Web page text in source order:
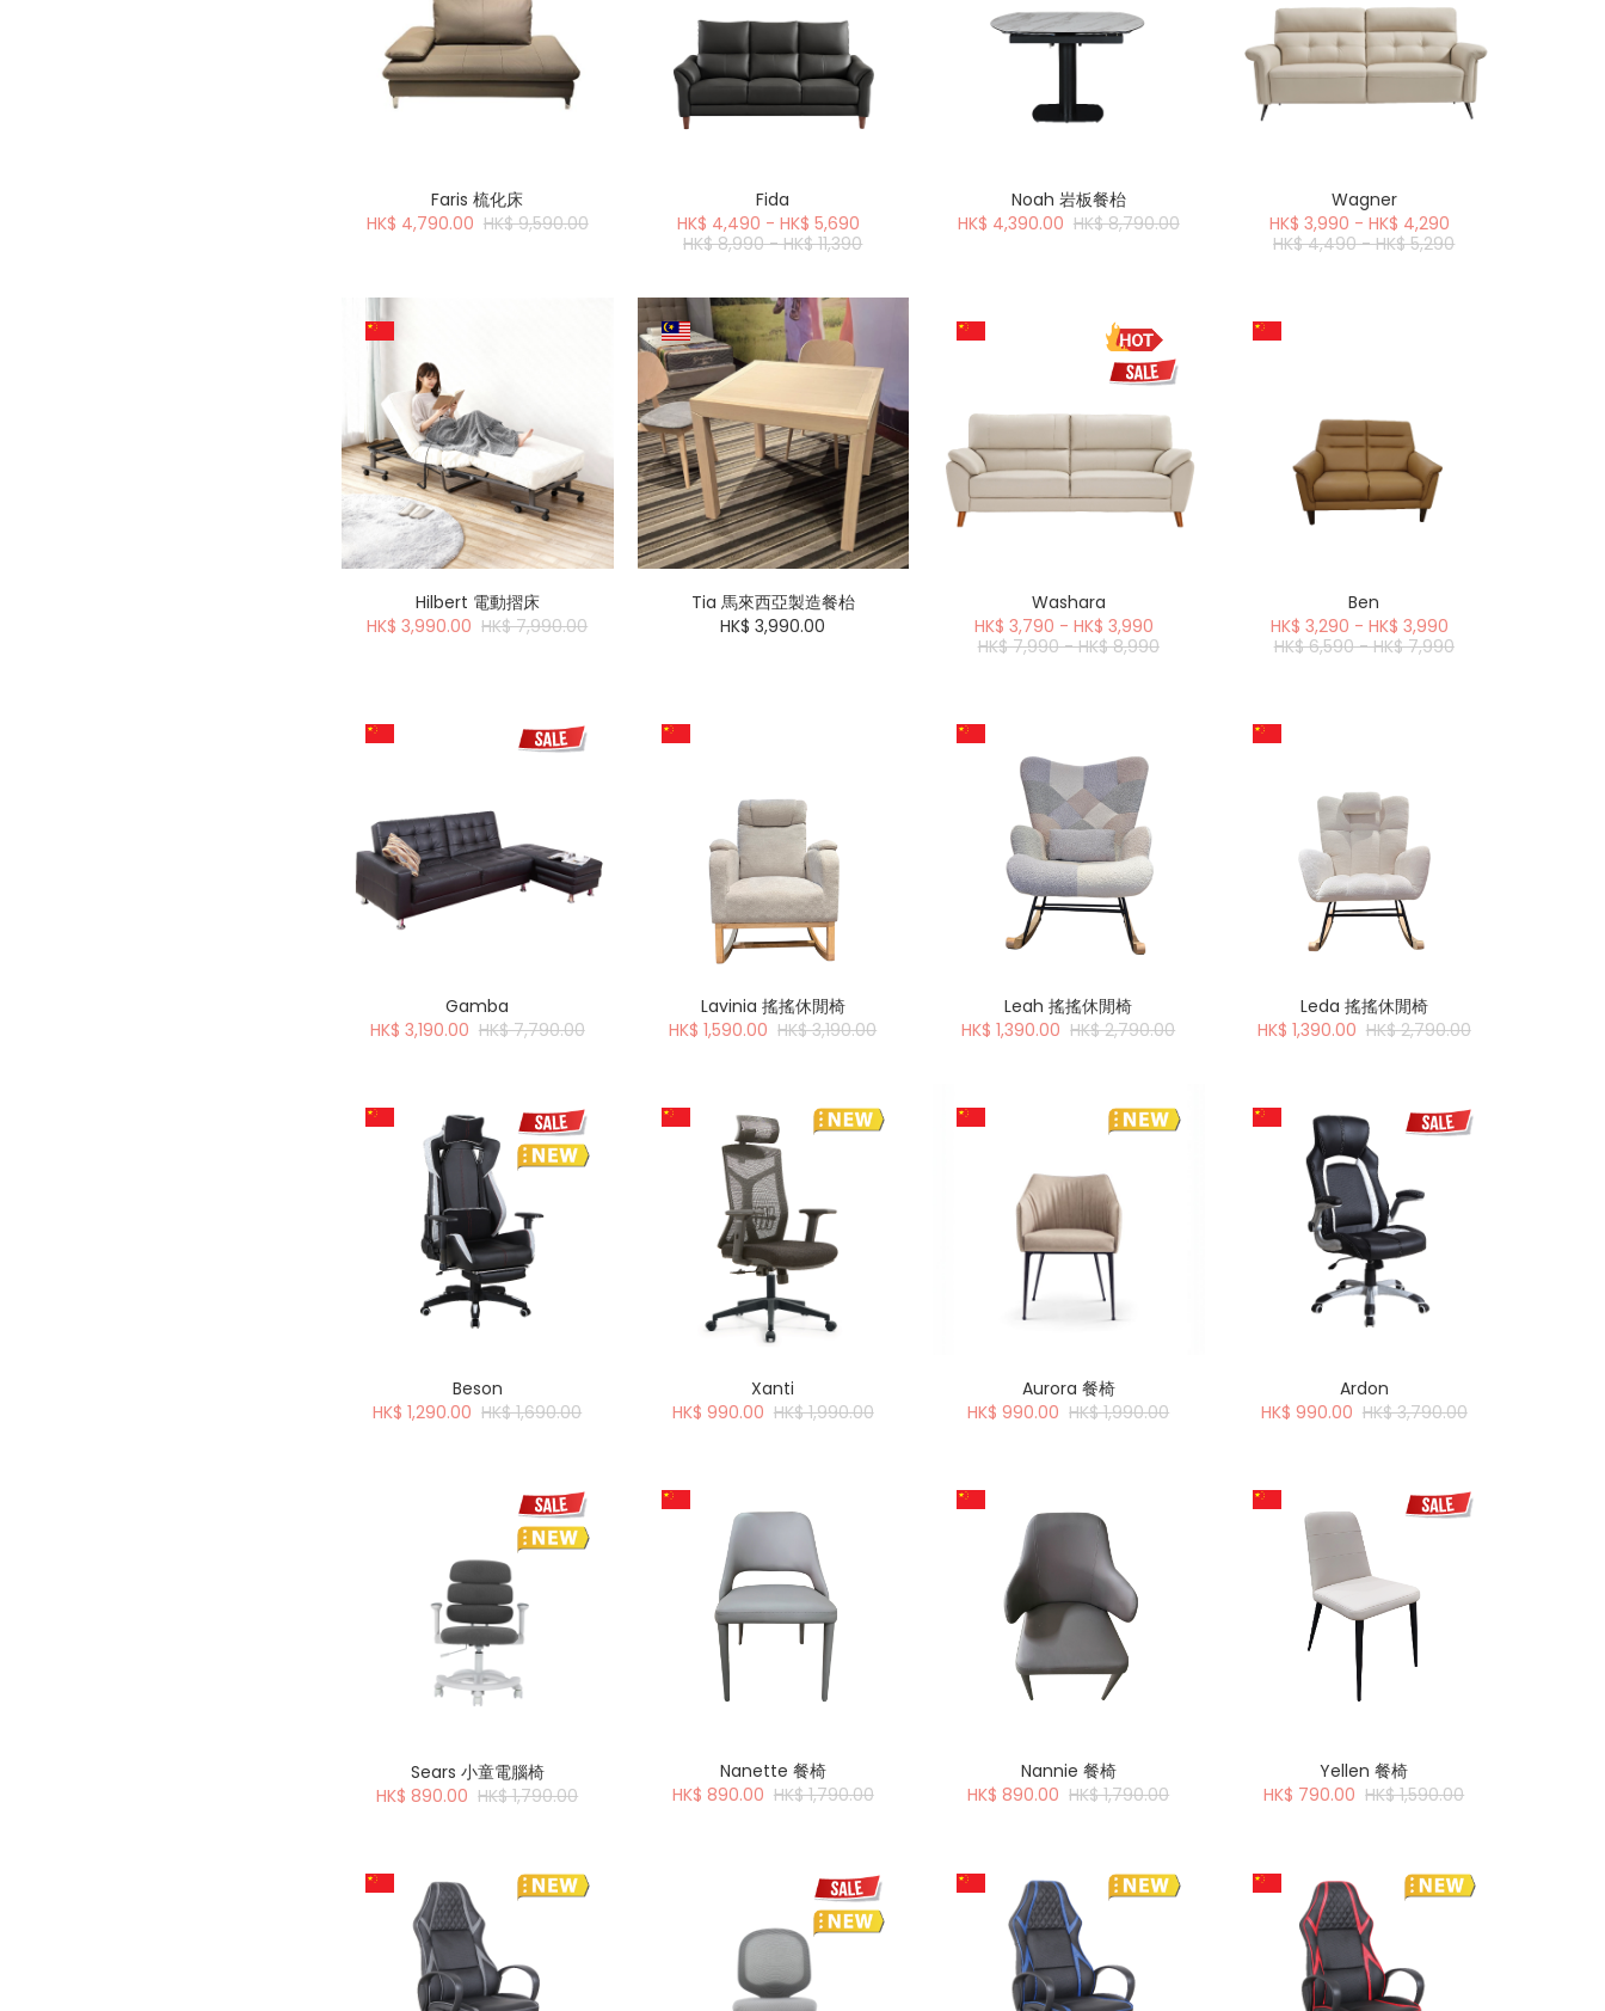
Faris 梳化床
HK$ 4,790.00 HK$ 9,590.00
Fida
HK$ 4,490 - HK$ 5,690
HK$ 8,990 - HK$ 11,390
Noah 岩板餐枱
HK$ 4,390.00 HK$ 8,790.00
Wagner
HK$ 3,990 - HK$ 4,290
HK$ 4,490 - HK$ 5,290
Hilbert 電動摺床
HK$ 3,990.00 HK$ 7,990.00
Tia 馬來西亞製造餐枱
HK$ 3,990.00
Washara
HK$ 3,790 - HK$ 3,990
HK$ 7,990 - HK$ 8,990
Ben
HK$ 3,290 - HK$ 3,990
HK$ 6,590 - HK$ 7,990
Gamba
HK$ 3,190.00 HK$ 7,790.00
Lavinia 搖搖休閒椅
HK$ 1,590.00 HK$ 3,190.00
Leah 搖搖休閒椅
HK$ 1,390.00 HK$ 2,790.00
Leda 搖搖休閒椅
HK$ 1,390.00 HK$ 2,790.00
Beson
HK$ 1,290.00 HK$ 1,690.00
Xanti
HK$ 990.00 HK$ 1,990.00
Aurora 餐椅
HK$ 990.00 HK$ 1,990.00
Ardon
HK$ 990.00 HK$ 3,790.00
Sears 小童電腦椅
HK$ 890.00 HK$ 1,790.00
Nanette 餐椅
HK$ 890.00 HK$ 1,790.00
Nannie 餐椅
HK$ 890.00 HK$ 1,790.00
Yellen 餐椅
HK$ 790.00 HK$ 1,590.00